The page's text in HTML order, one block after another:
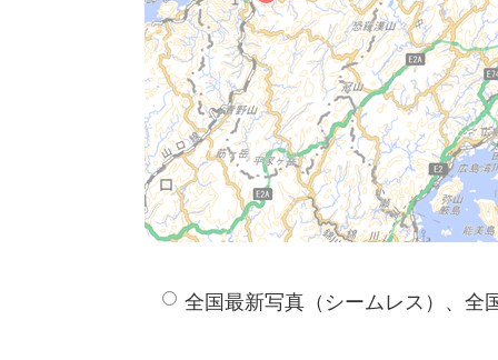
全国最新写真（シームレス）、全